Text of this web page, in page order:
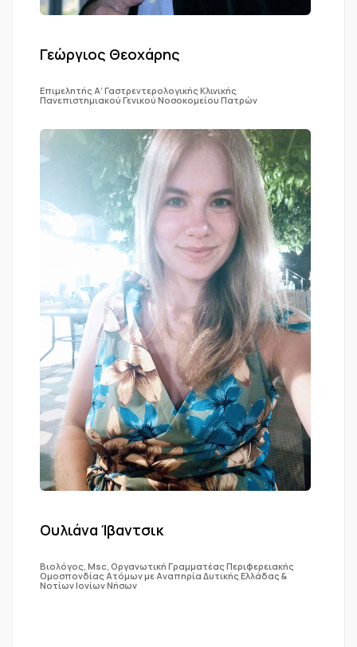
Γεώργιος Θεοχάρης
Επιμελητής Α’ Γαστρεντερολογικής Κλινικής
Πανεπιστημιακού Γενικού Νοσοκομείου Πατρών
Ουλιάνα Ίβαντσικ
Βιολόγος, Msc, Οργανωτική Γραμματέας Περιφερειακής
Ομοσπονδίας Ατόμων με Αναπηρία Δυτικής Ελλάδας &
Νοτίων Ιονίων Νήσων